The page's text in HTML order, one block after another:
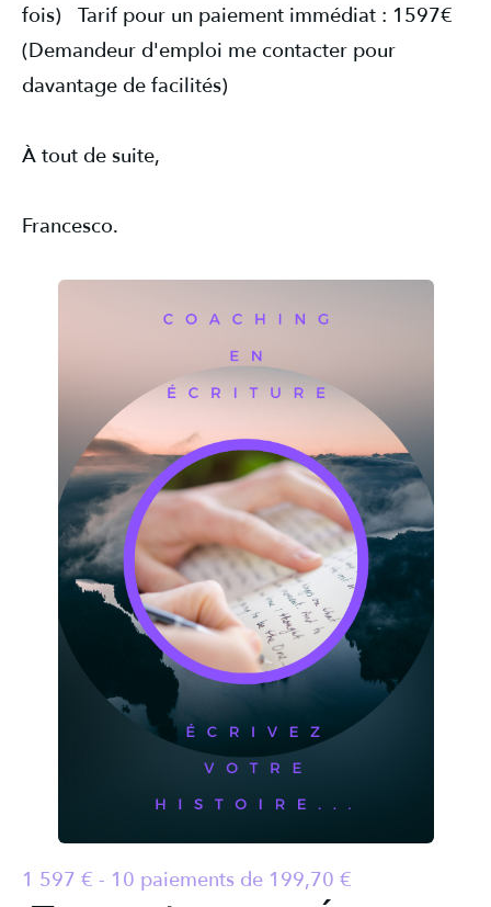
fois) Tarif pour un paiement immédiat : 1597€
(Demandeur d'emploi me contacter pour
davantage de facilités)
À tout de suite,
Francesco.
1 597 € - 10 paiements de 199,70 €